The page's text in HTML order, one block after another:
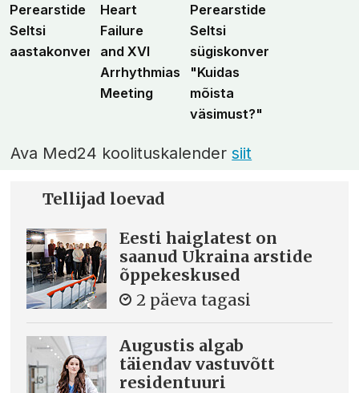
Perearstide
Seltsi
aastakonverents
Heart
Failure
and XVI
Arrhythmias
Meeting
Perearstide
Seltsi
sügiskonverents
"Kuidas
mõista
väsimust?"
Ava Med24 koolituskalendersiit
Tellijad loevad
Eesti haiglatest on
saanud Ukraina arstide
õppekeskused
2 päeva tagasi
Augustis algab
täiendav vastuvõtt
residentuuri